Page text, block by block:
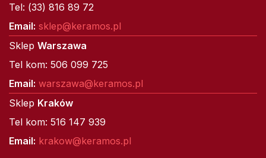
Tel: (33) 816 89 72
Email: sklep@keramos.pl
Sklep Warszawa
Tel kom: 506 099 725
Email: warszawa@keramos.pl
Sklep Kraków
Tel kom: 516 147 939
Email: krakow@keramos.pl